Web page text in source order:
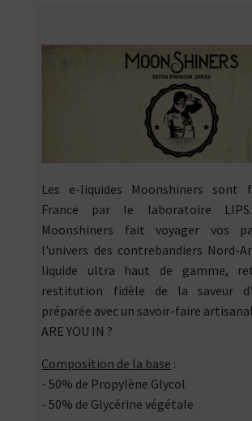
Les e-liquides Moonshiners sont
France par le laboratoire
Moonshiners fait voyager vos
l'univers des contrebandiers Nord-
liquide ultra haut de gamme,
restitution fidèle de la saveur
préparée avec un savoir-faire
ARE YOU IN ?
Composition de la base :
- 50% de Propylène Glycol
- 50% de Glycérine végétale